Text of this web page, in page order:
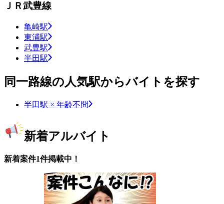
ＪＲ武豊線
亀崎駅
東浦駅
武豊駅
半田駅
同一路線の人気駅からバイトを探す
半田駅 × 年齢不問
新着アルバイト
新着案件1件掲載中！